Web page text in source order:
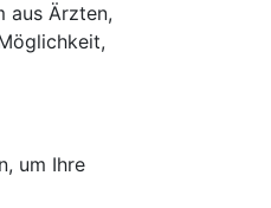
aus Ärzten,
um Ihre